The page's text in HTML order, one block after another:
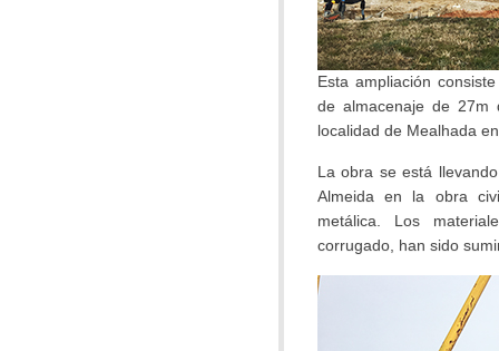
Esta ampliación
de almacenaje de
localidad de Mealhada
La obra se está
Almeida en la obra
metálica. Los
corrugado, han sido